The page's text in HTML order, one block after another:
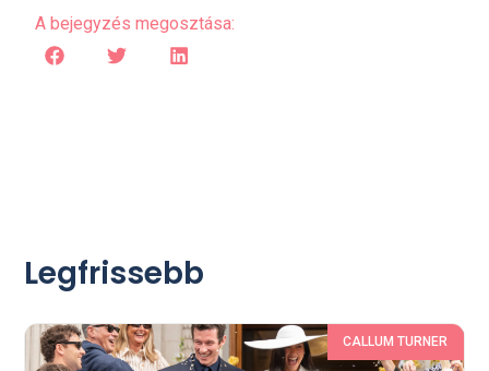
A bejegyzés megosztása:
Legfrissebb
CALLUM TURNER